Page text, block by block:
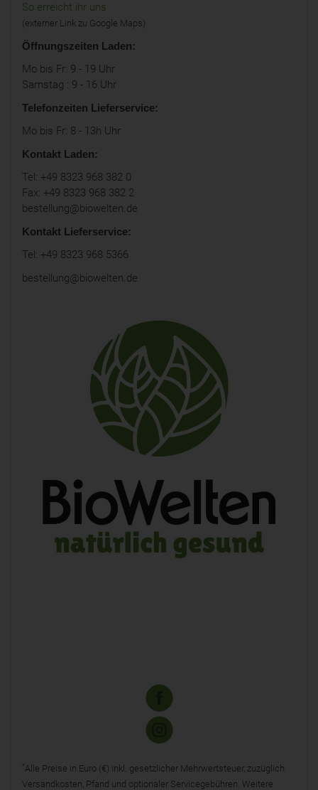
So erreicht ihr uns
(externer Link zu Google Maps)
Öffnungszeiten Laden:
Mo bis Fr: 9 - 19 Uhr
Samstag : 9 - 16 Uhr
Telefonzeiten Lieferservice:
Mo bis Fr: 8 - 13h Uhr
Kontakt Laden:
Tel: +49 8323 968 382 0
Fax: +49 8323 968 382 2
bestellung@biowelten.de
Kontakt Lieferservice:
Tel: +49 8323 968 5366
bestellung@biowelten.de
*Alle Preise in Euro (€) inkl. gesetzlicher Mehrwertsteuer, zuzüglich
Versandkosten, Pfand und optionaler Servicegebühren. Weitere